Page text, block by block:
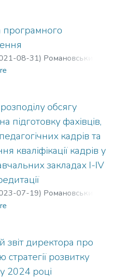
програмного
08-31) Романовський
обсягу
підготовку фахівців,
кадрів та
кваліфікації кадрів у
закладах І-ІV
07-19) Романовський
звіт директора про
стратегії розвитку
2024 році